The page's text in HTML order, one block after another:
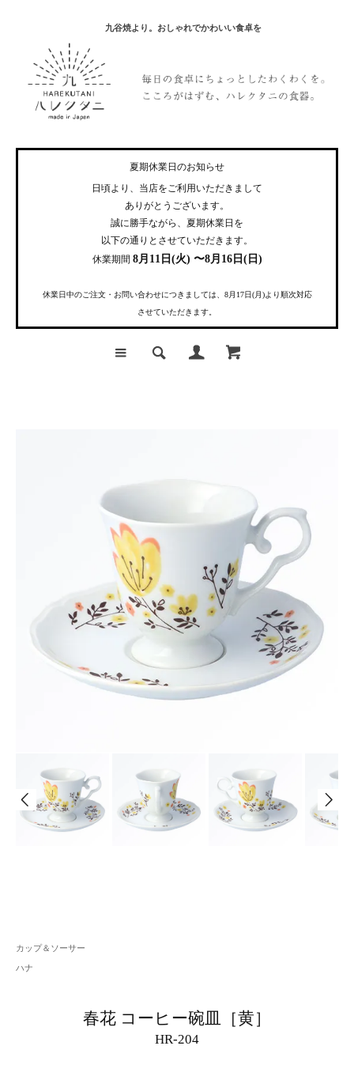
九谷焼より。おしゃれでかわいい食卓を
夏期休業日のお知らせ
日頃より、当店をご利用いただきまして
ありがとうございます。
誠に勝手ながら、夏期休業日を
以下の通りとさせていただきます。
休業期間 8月11日(火) 〜8月16日(日)
休業日中のご注文・お問い合わせにつきましては、8月17日(月)より順次対応
させていただきます。
カップ＆ソーサー
ハナ
春花 コーヒー碗皿［黄］
HR-204